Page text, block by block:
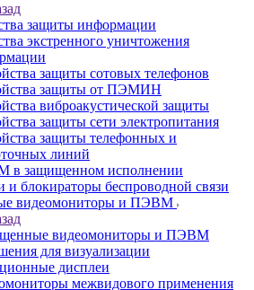
защиты информации
экстренного уничтожения
защиты сотовых телефонов
защиты от ПЭМИН
виброакустической защиты
защиты сети электропитания
защиты телефонных и
линий
в защищенном исполнении
и блокираторы беспроводной связи
видеомониторы и ПЭВМ
видеомониторы и ПЭВМ
для визуализации
дисплеи
межвидового применения